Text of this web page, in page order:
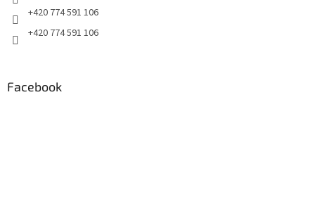
+420 774 591 106
+420 774 591 106
Facebook